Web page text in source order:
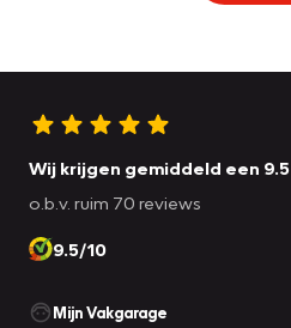
Wij krijgen gemiddeld een 9.5
o.b.v. ruim 70 reviews
9.5/10
Mijn Vakgarage